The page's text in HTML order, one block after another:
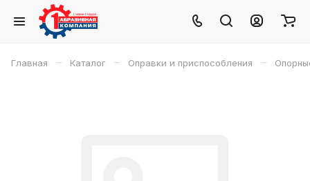
Главная – Каталог – Оправки и приспособления –